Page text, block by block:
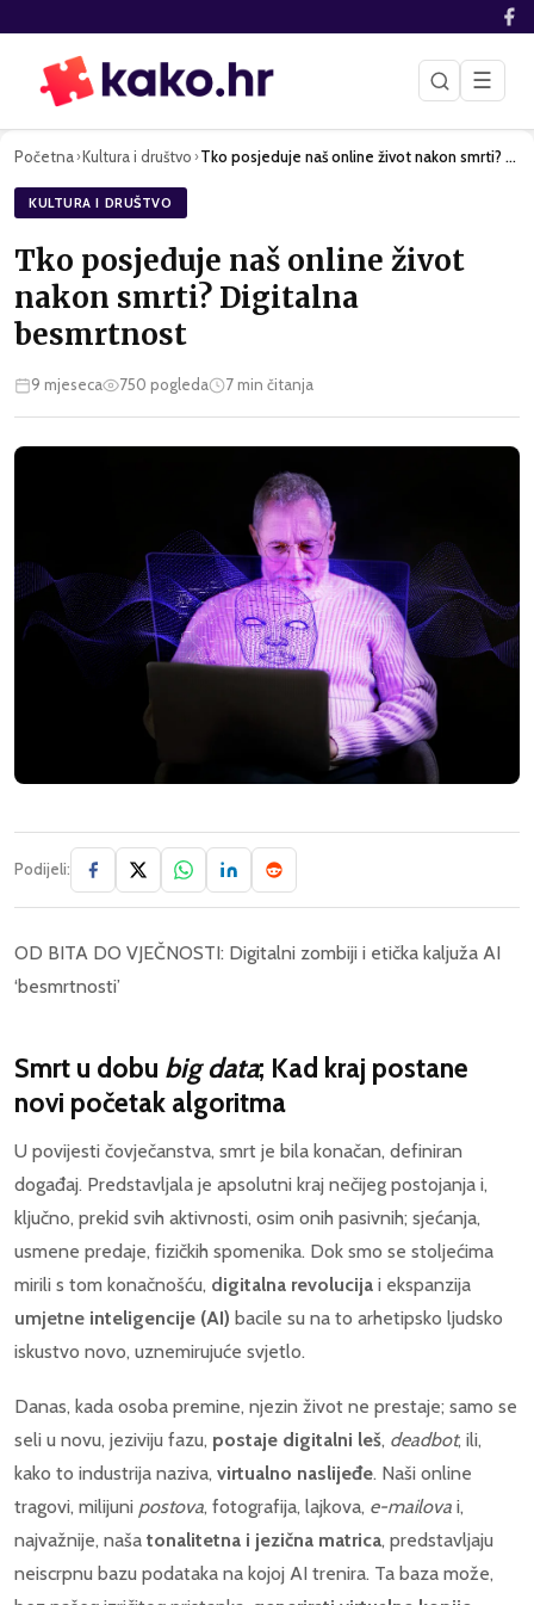
☰
Početna›Kultura i društvo › Tko posjeduje naš online život nakon smrti? Digitalna besmrt…
KULTURA I DRUŠTVO
Tko posjeduje naš online život
nakon smrti? Digitalna
besmrtnost
9 mjeseca 750 pogleda 7min čitanja
Podijeli:
OD BITA DO VJEČNOSTI: Digitalni zombiji i etička kaljuža AI
‘besmrtnosti’
Smrt u dobu big data; Kad kraj postane
novi početak algoritma
U povijesti čovječanstva, smrt je bila konačan, definiran
događaj. Predstavljala je apsolutni kraj nečijeg postojanja i,
ključno, prekid svih aktivnosti, osim onih pasivnih; sjećanja,
usmene predaje, fizičkih spomenika. Dok smo se stoljećima
mirili s tom konačnošću, d igitalna revolucija i ekspanzija
umjetne inteligencije (AI) bacile su na to arhetipsko ljudsko
iskustvo novo, uznemirujuće svjetlo.
Danas, kada osoba premine, njezin život ne prestaje; samo se
seli u novu, jeziviju fazu, postaje digitalni leš, deadbot, ili,
kako to industrija naziva, virtualno naslijeđe. Naši online
tragovi, milijuni postova, fotografija, lajkova, e-mailova i,
najvažnije, naša tonalitetna i jezična matrica, predstavljaju
neiscrpnu bazu podataka na kojoj AI trenira. Ta baza može,